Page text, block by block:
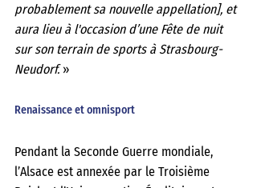
probablement sa nouvelle appellation], et
aura lieu à l'occasion d’une Fête de nuit
sur son terrain de sports à Strasbourg-
Neudorf. »
Renaissance et omnisport
Pendant la Seconde Guerre mondiale,
l’Alsace est annexée par le Troisième